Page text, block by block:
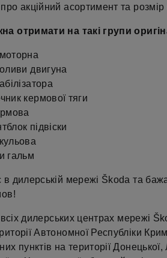
акційний асортимент та розмір
отримати на такі групи
двигуна
кермової тяги
підвіски
гальм
дилерській мережі Škoda та
дилерських центрах мережі
Автономної Республіки
пунктів на території Донецької,